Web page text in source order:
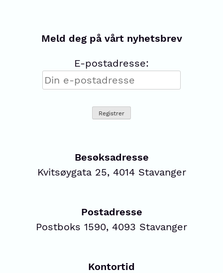
Meld deg på vårt nyhetsbrev
E-postadresse:
Besøksadresse
Kvitsøygata 25, 4014 Stavanger
Postadresse
Postboks 1590, 4093 Stavanger
Kontortid